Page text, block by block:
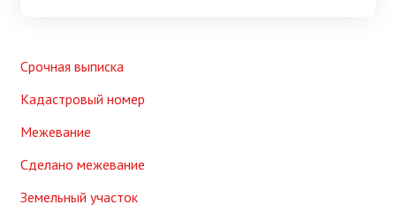
Срочная выписка
Кадастровый номер
Межевание
Сделано межевание
Земельный участок